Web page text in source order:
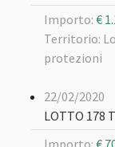
Importo: €
Territorio:
protezioni
22/02/2020
LOTTO 178
Importo: €